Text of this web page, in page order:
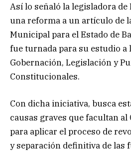
Así lo señaló la legisladora
una reforma a un artículo de
Municipal para el Estado de
fue turnada para su estudio a
Gobernación, Legislación y
Constitucionales.
Con dicha iniciativa, busca
causas graves que facultan al
para aplicar el proceso de
y separación definitiva de las